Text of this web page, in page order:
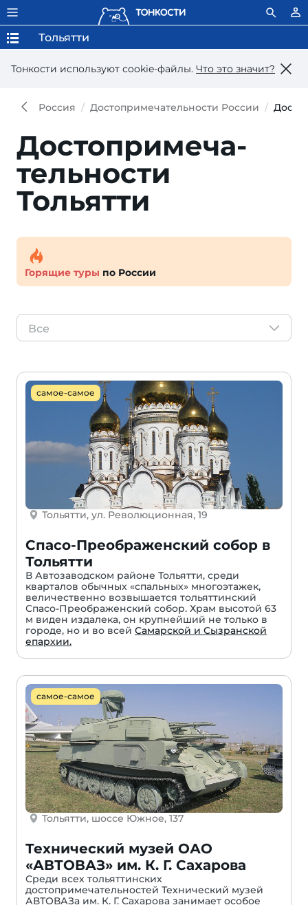
Тонкости используют сookie-файлы. Что это значит?
Тольятти
Россия Достопримечательности России
Достопри­меча­
тель­ности
Тольятти
Горящие туры по России
Все
самое-самое
Тольятти, ул. Революционная, 19
Спасо-Преображенский собор в
Тольятти
В Автозаводском районе Тольятти, среди
кварталов обычных «спальных» многоэтажек,
величественно возвышается тольяттинский
Спасо-Преображенский собор. Храм высотой 63
м виден издалека, он крупнейший не только в
городе, но и во всей Самарской и Сызранской
епархии.
самое-самое
Тольятти, шоссе Южное, 137
Технический музей ОАО
«АВТОВАЗ» им. К. Г. Сахарова
Среди всех тольяттинских
достопримечательностей Технический музей
АВТОВАЗа им. К. Г. Сахарова занимает особое